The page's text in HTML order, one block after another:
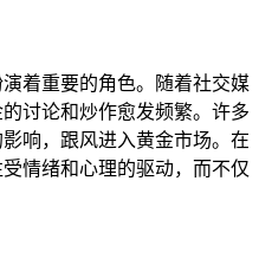
着重要的角色。随着社交媒
讨论和炒作愈发频繁。许多
响，跟风进入黄金市场。在
情绪和心理的驱动，而不仅